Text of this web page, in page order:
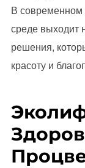
В современном
среде выходит
решения,
красоту и